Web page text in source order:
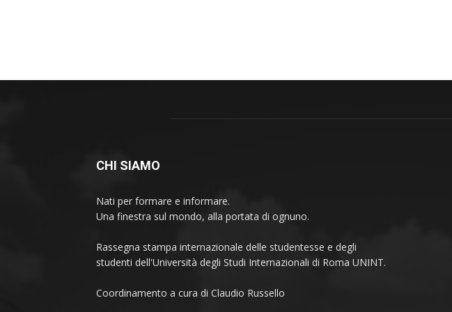
CHI SIAMO
Nati per formare e informare.
Una finestra sul mondo, alla portata di ognuno.
Rassegna stampa internazionale delle studentesse e degli
studenti dell'Università degli Studi Internazionali di Roma UNINT.
Coordinamento a cura di Claudio Russello